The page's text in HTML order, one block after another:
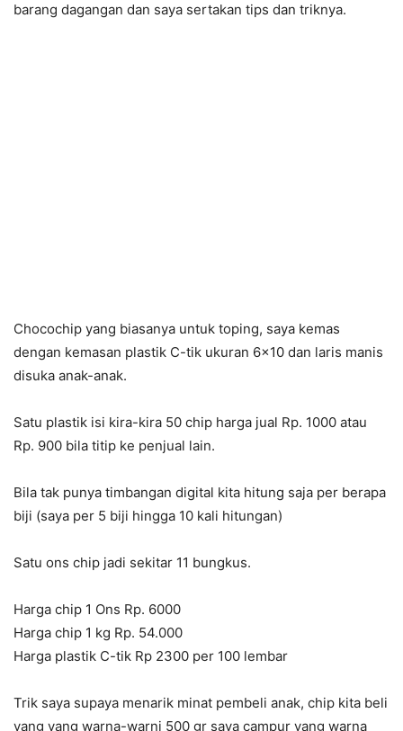
barang dagangan dan saya sertakan tips dan triknya.
Chocochip yang biasanya untuk toping, saya kemas
dengan kemasan plastik C-tik ukuran 6×10 dan laris manis
disuka anak-anak.
Satu plastik isi kira-kira 50 chip harga jual Rp. 1000 atau
Rp. 900 bila titip ke penjual lain.
Bila tak punya timbangan digital kita hitung saja per berapa
biji (saya per 5 biji hingga 10 kali hitungan)
Satu ons chip jadi sekitar 11 bungkus.
Harga chip 1 Ons Rp. 6000
Harga chip 1 kg Rp. 54.000
Harga plastik C-tik Rp 2300 per 100 lembar
Trik saya supaya menarik minat pembeli anak, chip kita beli
yang yang warna-warni 500 gr saya campur yang warna